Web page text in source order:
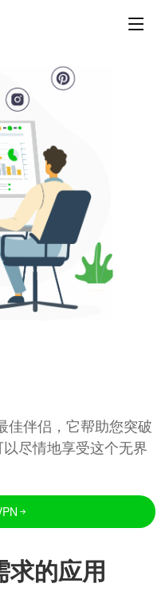
佳伴侣，它帮助您突破
尽情地享受这个无界
求的应用